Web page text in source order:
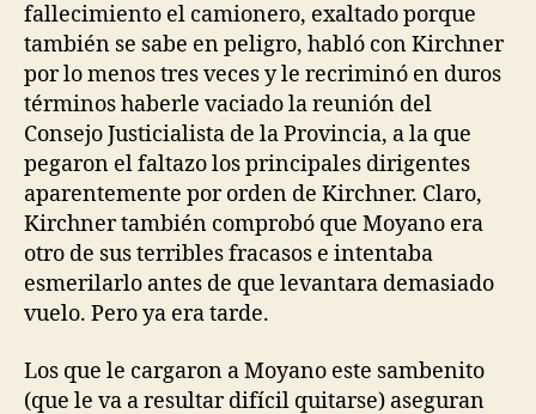
fallecimiento el camionero, exaltado porque
también se sabe en peligro, habló con Kirchner
por lo menos tres veces y le recriminó en duros
términos haberle vaciado la reunión del
Consejo Justicialista de la Provincia, a la que
pegaron el faltazo los principales dirigentes
aparentemente por orden de Kirchner. Claro,
Kirchner también comprobó que Moyano era
otro de sus terribles fracasos e intentaba
esmerilarlo antes de que levantara demasiado
vuelo. Pero ya era tarde.
Los que le cargaron a Moyano este sambenito
(que le va a resultar difícil quitarse) aseguran